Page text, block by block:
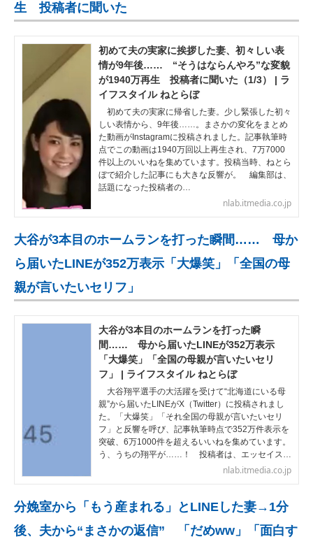
生 投稿者に聞いた
初めて夫の実家に挨拶した妻、初々しい表
情が9年後…… “そうはならんやろ”な変貌
が1940万再生 投稿者に聞いた（1/3） | ラ
イフスタイル ねとらぼ
初めて夫の実家に帰省した妻。少し緊張した初々
しい表情から、9年後……。まさかの変化をまとめ
た動画がInstagramに投稿されました。記事執筆時
点でこの動画は1940万回以上再生され、7万7000
件以上のいいねを集めています。投稿当時、ねとら
ぼで紹介した記事にも大きな反響が。 編集部は、
話題になった投稿者の…
nlab.itmedia.co.jp
大谷が3本目のホームランを打った瞬間…… 母か
ら届いたLINEが352万表示「大爆笑」「全国の母
親が言いたいセリフ」
大谷が3本目のホームランを打った瞬
間…… 母から届いたLINEが352万表示
「大爆笑」「全国の母親が言いたいセリ
フ」 | ライフスタイル ねとらぼ
大谷翔平選手の大活躍を受けて“北海道にいる母
親”から届いたLINEがX（Twitter）に投稿されまし
た。「大爆笑」「それ全国の母親が言いたいセリ
フ」と反響を呼び、記事執筆時点で352万件表示を
突破、6万1000件を超えるいいねを集めています。
う、うちの翔平が……！ 投稿者は、エッセイス…
nlab.itmedia.co.jp
分娩室から「もう産まれる」とLINEした妻→1分
後、夫から“まさかの返信” 「だめww」「面白す